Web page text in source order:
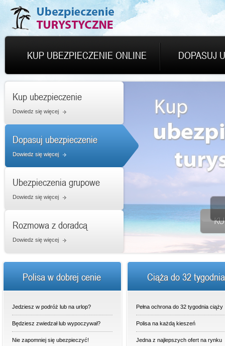
KUP UBEZPIECZENIE ONLINE DOPASUJ
Kup ubezpieczenie
Dowiedz się więcej
Dopasuj ubezpieczenie
Dowiedz się więcej
Ubezpieczenia grupowe
Dowiedz się więcej
Rozmowa z doradcą
Dowiedz się więcej
Polisa w dobrej cenie
Jedziesz w podróż lub na urlop?
Będziesz zwiedzał lub wypoczywał?
Nie zapomniej się ubezpieczyć!
Ciąża do 32 tygodnia
Pełna ochrona do 32 tygodnia ciąży
Polisa na każdą kieszeń
Jedna z najlepszych ofert na rynku